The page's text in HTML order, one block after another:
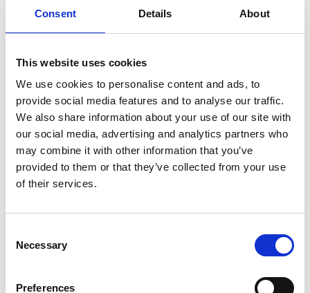
Consent Details About
This website uses cookies
We use cookies to personalise content and ads, to
provide social media features and to analyse our traffic.
We also share information about your use of our site with
our social media, advertising and analytics partners who
may combine it with other information that you’ve
provided to them or that they’ve collected from your use
of their services.
Selection
Necessary
Preferences
Nel primo semestre è aumentata fortemente la
costruzione di nuove abitazioni
Repubblica Ceca